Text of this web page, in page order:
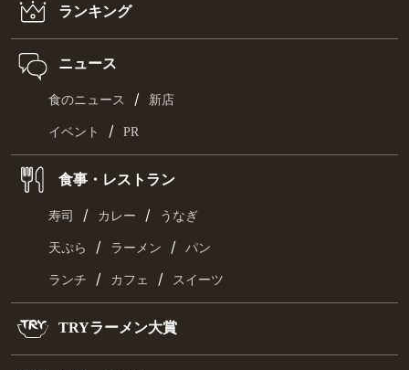
ランキング
ニュース
食のニュース / 新店
イベント / PR
食事・レストラン
寿司 / カレー / うなぎ
天ぷら / ラーメン / パン
ランチ / カフェ / スイーツ
TRYラーメン大賞